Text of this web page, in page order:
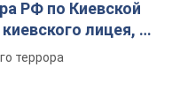
РФ по Киевской
лицея, её
террора